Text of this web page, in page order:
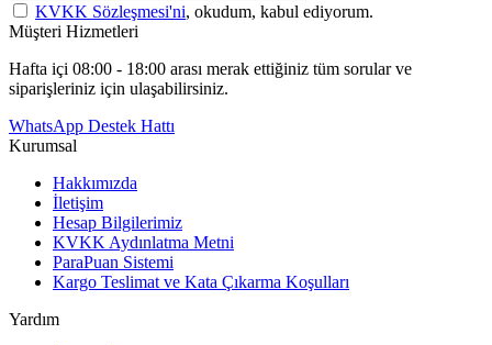
KVKK Sözleşmesi'ni, okudum, kabul ediyorum.
Müşteri Hizmetleri
Hafta içi 08:00 - 18:00 arası merak ettiğiniz tüm sorular ve
siparişleriniz için ulaşabilirsiniz.
WhatsApp Destek Hattı
Kurumsal
Hakkımızda
İletişim
Hesap Bilgilerimiz
KVKK Aydınlatma Metni
ParaPuan Sistemi
Kargo Teslimat ve Kata Çıkarma Koşulları
Yardım